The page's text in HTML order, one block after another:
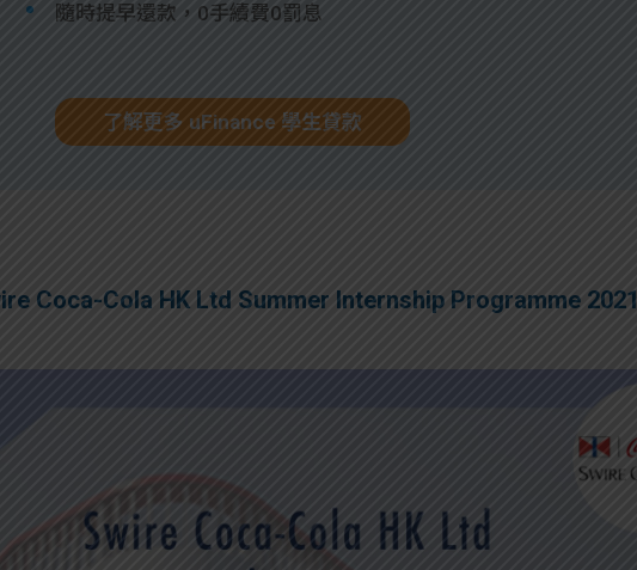
隨時提早還款，0手續費0罰息
了解更多 uFinance 學生貸款
Coca-Cola HK Ltd Summer Internship Programme 2021